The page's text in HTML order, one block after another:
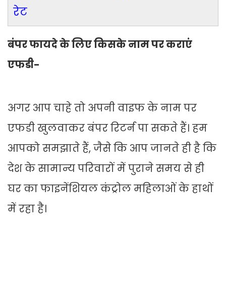
रेट
बंपर फायदे के लिए किसके नाम पर कराएं
एफडी-
अगर आप चाहे तो अपनी वाइफ के नाम पर
एफडी खुलवाकर बंपर रिटर्न पा सकते हैं। हम
आपको समझाते हैं, जैसे कि आप जानते ही है कि
देश के सामान्य परिवारों में पुराने समय से ही
घर का फाइनेंशियल कंट्रोल महिलाओं के हाथों
में रहा है।